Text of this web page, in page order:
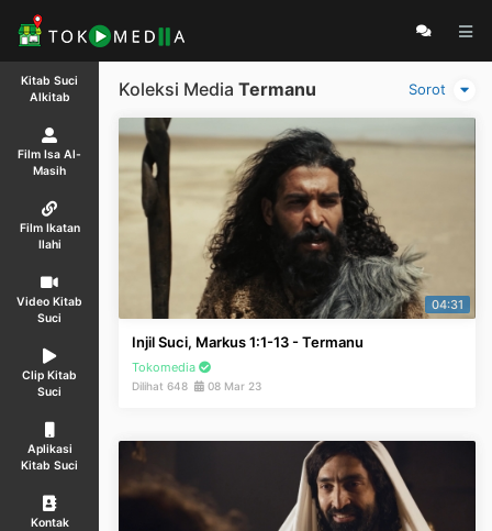
Kitab Suci
Alkitab
Film Isa Al-
Masih
Film Ikatan
Ilahi
Video Kitab
Suci
Clip Kitab
Suci
Aplikasi
Kitab Suci
Kontak
Sorot
Koleksi Media Termanu
04:31
Injil Suci, Markus 1:1-13 - Termanu
Tokomedia
Dilihat 648 08 Mar 23